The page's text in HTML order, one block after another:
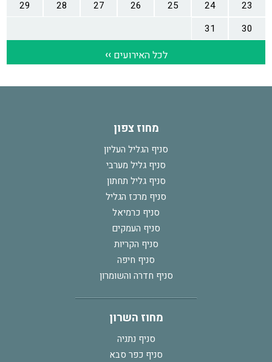
מחוז צפון
סניף הגליל העליון
סניף גליל מערבי
סניף גליל תחתון
סניף מרכז הגליל
סניף כרמיאל
סניף העמקים
סניף הקריות
סניף חיפה
סניף חדרה והשומרון
מחוז השרון
סניף נתניה
סניף כפר סבא